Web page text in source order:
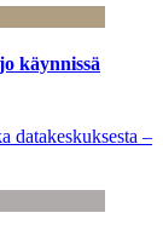
käynnissä
datakeskuksesta –